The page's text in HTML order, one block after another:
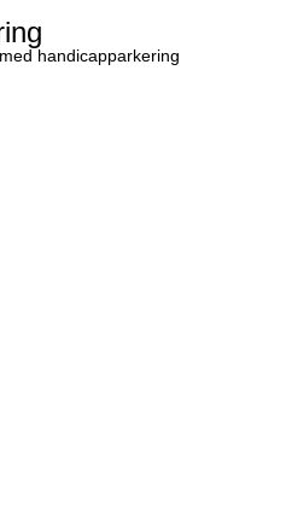
handicapparkering